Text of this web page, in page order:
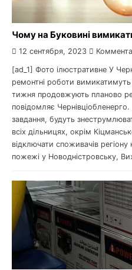
Чому на Буковині
12 сентября, 2023
[ad_1] Фото ілюстративне У
ремонтні роботи
тижня продовжують планово
повідомляє
завдання, будуть
всіх дільницях, окрім
відключати споживачів
пожежі у Новодністровську,